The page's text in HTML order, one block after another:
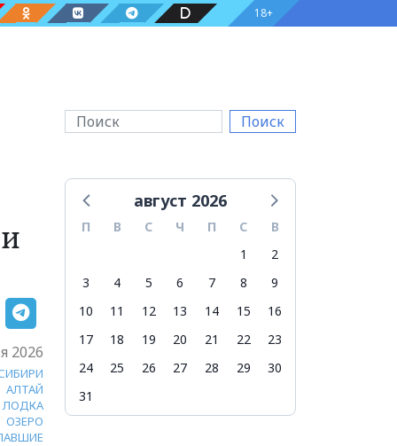
18+
Поиск
2026
АЛТАЙ
ЛОДКА
ОЗЕРО
август 2026
П В С Ч П С
В
1
2
3
4 5 6 7 8
9
10
11 12 13 14 15
16
17
18 19 20 21 22
23
24
25 26 27 28 29
30
31